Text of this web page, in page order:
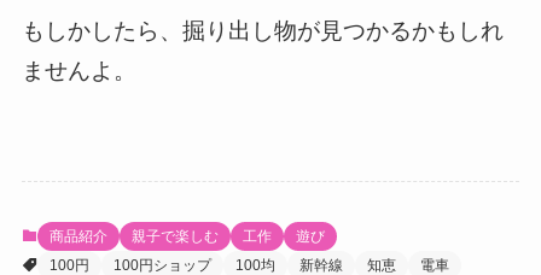
もしかしたら、掘り出し物が見つかるかもしれ
ませんよ。
商品紹介 親子で楽しむ 工作
遊び
100円
100円ショップ 100均 新幹線 知恵 電車